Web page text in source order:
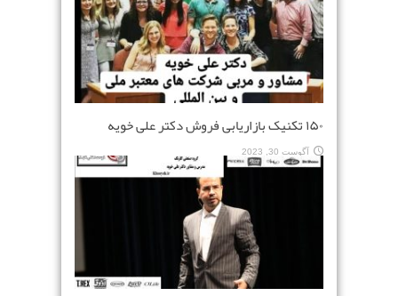
۱۵۰ تکنیک بازاریابی فروش دکتر علی خویه
آگوست 30, 2023